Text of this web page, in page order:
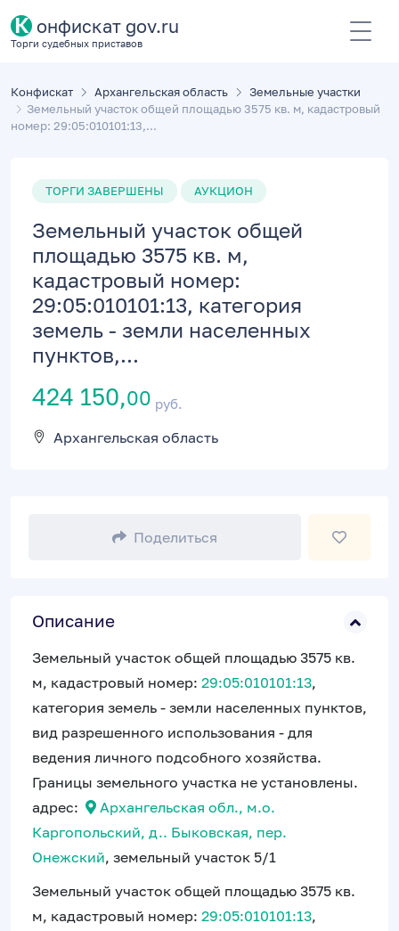
К онфискат gov.ru
Торги судебных приставов
Конфискат Архангельская область
Земельные участки
Земельный участок общей площадью 3575 кв. м, кадастровый
номер: 29:05:010101:13,...
ТОРГИ ЗАВЕРШЕНЫ АУКЦИОН
Земельный участок общей
площадью 3575 кв. м,
кадастровый номер:
29:05:010101:13, категория
земель - земли населенных
пунктов,...
424 150,00 руб.
Архангельская область
Поделиться
Описание
Земельный участок общей площадью 3575 кв.
м, кадастровый номер: 29:05:010101:13,
категория земель - земли населенных пунктов,
вид разрешенного использования - для
ведения личного подсобного хозяйства.
Границы земельного участка не установлены.
адрес:
Архангельская обл., м.о.
Каргопольский, д.. Быковская, пер.
Онежский, земельный участок 5/1
Земельный участок общей площадью 3575 кв.
м, кадастровый номер: 29:05:010101:13,